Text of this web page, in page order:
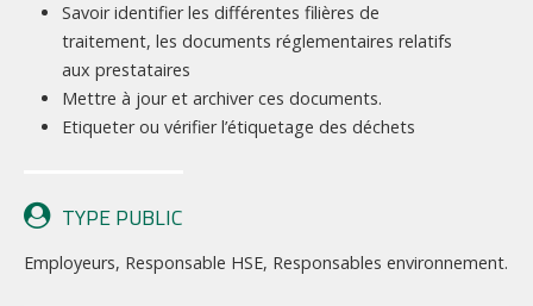
Savoir identifier les différentes filières de
traitement, les documents réglementaires relatifs
aux prestataires
Mettre à jour et archiver ces documents.
Etiqueter ou vérifier l’étiquetage des déchets
TYPE PUBLIC
Employeurs, Responsable HSE, Responsables environnement.